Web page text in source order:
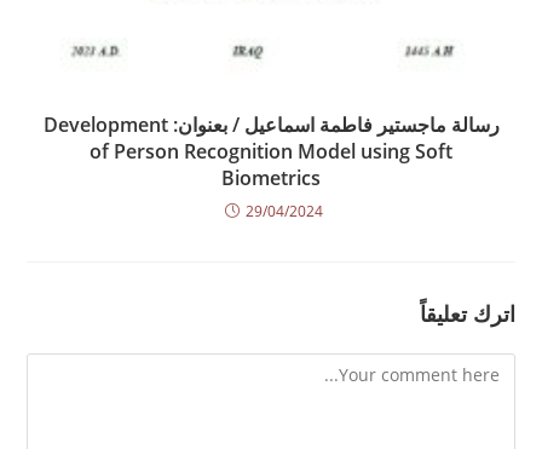
رسالة ماجستير فاطمة اسماعيل / بعنوان: Development
of Person Recognition Model using Soft
Biometrics
29/04/2024
اترك تعليقاً